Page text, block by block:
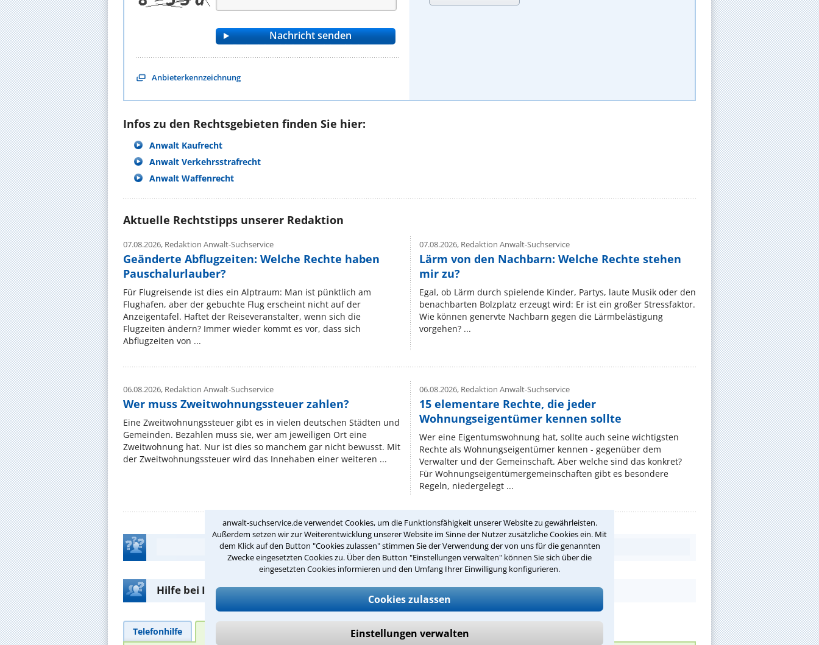
anwalt-suchservice.de verwendet Cookies, um die Funktionsfähigkeit unserer Website zu gewährleisten.
Außerdem setzen wir zur Weiterentwicklung unserer Website im Sinne der Nutzer zusätzliche Cookies ein. Mit
dem Klick auf den Button "Cookies zulassen" stimmen Sie der Verwendung der von uns für die genannten
Zwecke eingesetzten Cookies zu. Über den Button "Einstellungen verwalten" können Sie sich über die
eingesetzten Cookies informieren und den Umfang Ihrer Einwilligung konfigurieren.
Cookies zulassen
Einstellungen verwalten
Anbieterkennzeichnung
Infos zu den Rechtsgebieten finden Sie hier:
Anwalt Kaufrecht
Anwalt Verkehrsstrafrecht
Anwalt Waffenrecht
Aktuelle Rechtstipps unserer Redaktion
07.08.2026, Redaktion Anwalt-Suchservice
Geänderte Abflugzeiten: Welche Rechte haben
Pauschalurlauber?
Für Flugreisende ist dies ein Alptraum: Man ist pünktlich am
Flughafen, aber der gebuchte Flug erscheint nicht auf der
Anzeigentafel. Haftet der Reiseveranstalter, wenn sich die
Flugzeiten ändern? Immer wieder kommt es vor, dass sich
Abflugzeiten von ...
07.08.2026,Redaktion Anwalt-Suchservice
Lärm von den Nachbarn: Welche Rechte stehen
mir zu?
Egal, ob Lärm durch spielende Kinder, Partys, laute Musik oder den
benachbarten Bolzplatz erzeugt wird: Er ist ein großer Stressfaktor.
Wie können genervte Nachbarn gegen die Lärmbelästigung
vorgehen? ...
06.08.2026, Redaktion Anwalt-Suchservice
Wer muss Zweitwohnungssteuer zahlen?
Eine Zweitwohnungssteuer gibt es in vielen deutschen Städten und
Gemeinden. Bezahlen muss sie, wer am jeweiligen Ort eine
Zweitwohnung hat. Nur ist dies so manchem gar nicht bewusst. Mit
der Zweitwohnungssteuer wird das Innehaben einer weiteren ...
06.08.2026,Redaktion Anwalt-Suchservice
15 elementare Rechte, die jeder
Wohnungseigentümer kennen sollte
Wer eine Eigentumswohnung hat, sollte auch seine wichtigsten
Rechte als Wohnungseigentümer kennen - gegenüber dem
Verwalter und der Gemeinschaft. Aber welche sind das konkret?
Für Wohnungseigentümergemeinschaften gibt es besondere
Regeln, niedergelegt ...
Teste Dein Rechtswissen
Hilfe bei Ihrer Anwaltsuche?
Telefonhilfe